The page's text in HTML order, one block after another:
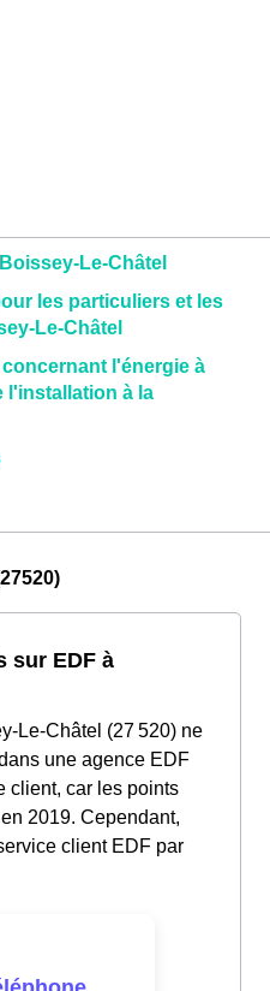
Le-Châtel
les particuliers et les
Le-Châtel
l'énergie à
l'installation à la
sur EDF à
Le-Châtel (27 520) ne
une agence EDF
client, car les points
2019. Cependant,
client EDF par